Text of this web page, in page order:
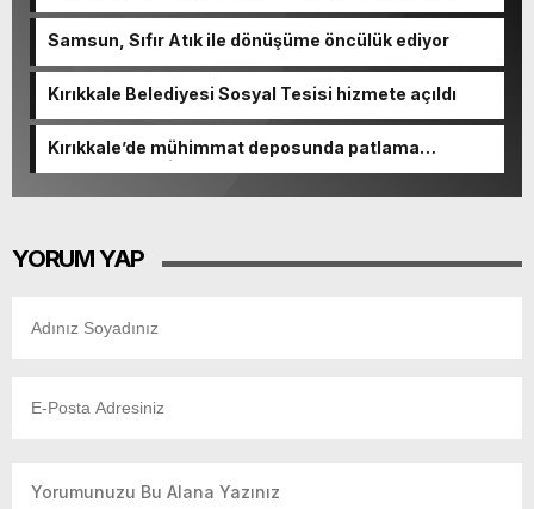
Samsun, Sıfır Atık ile dönüşüme öncülük ediyor
Kırıkkale Belediyesi Sosyal Tesisi hizmete açıldı
Kırıkkale’de mühimmat deposunda patlama
meydana geldi
YORUM YAP